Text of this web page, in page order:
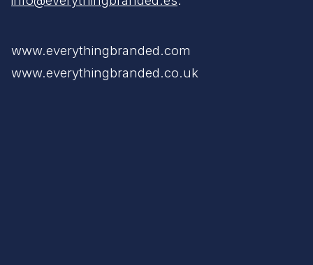
www.everythingbranded.com
www.everythingbranded.co.uk